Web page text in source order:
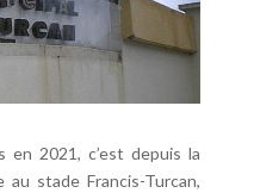
2021, c’est depuis la
au stade Francis-Turcan,